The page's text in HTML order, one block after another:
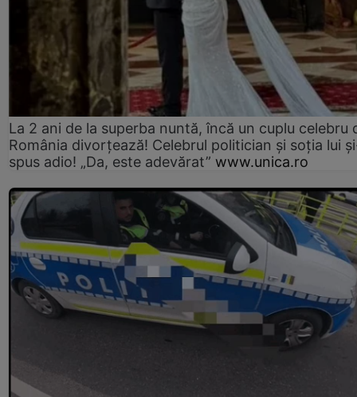
La 2 ani de la superba nuntă, încă un cuplu celebru
România divorțează! Celebrul politician și soția lui
spus adio! „Da, este adevărat” www.unica.ro